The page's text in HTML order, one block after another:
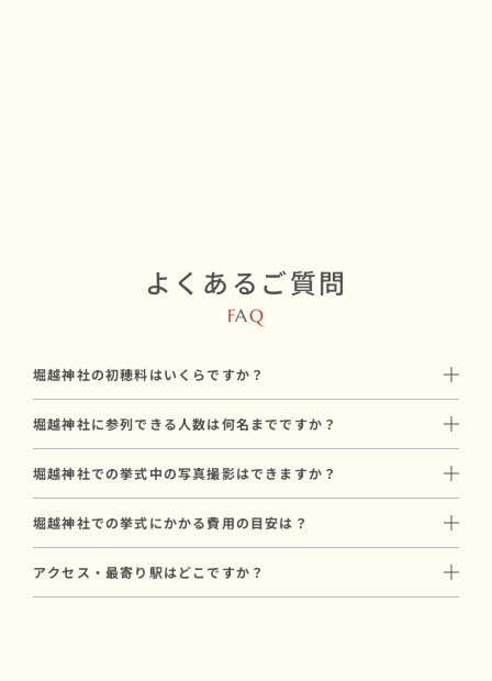
よくあるご質問
FAQ
堀越神社の初穂料はいくらですか？
神社に直接お納めいただく挙式のお礼で、和婚スタイルのプラン
料金とは別途必要です。
堀越神社に参列できる人数は何名までですか？
親族中心の少人数での家族婚に向いています。
軽にご相談ください。
堀越神社での挙式中の写真撮影はできますか？
和婚スタイルでは和装に特化した経験豊富なカメラマンをご手配
堀越神社での挙式にかかる費用の目安は？
アクセス・最寄り駅はどこですか？